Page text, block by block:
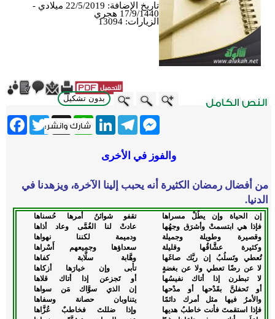
تاريخ الإضافة:
22/5/2019 ميلادي -
17/9/1440 هجري
الزيارات: 13094
بدون تشكيل
Twitter X
WhatsApp
LinkedInTelegram
Messenger
والفوز في الأخرى
من أفضال رمضان الكثيرة أنه يحبب إلينا الآخرة، ويزهدنا في
الدنيا.
إن الحياة وإن يطُلْ مسراها
تقفو شوائنُ أمرها حُسناها
فإذا هي ابتسمتْ وأشرَق وجهُها
عادتْ لنا الغُمَّى وعاد أذاها
وقصيرة وطويلة وجميلة
ودميمة لكننا نهواها
وكثيرة عشَّاقُها وقليلة
سعداؤها وجميعهم أَسْراها
تُعطي وتَسلُبُ إن ربَّك صاغَها
وهَّابة سلَّابة كفاها
لا عن رضًا تعطي ولا عن بغضةٍ
تأبى وإن خيارَها أزكاها
لا تبطرن إذا أتاك نفيسُها
أو تَجزعن إذا أتاك قلاها
أو تَحفلنَّ بقَدْحها أو مدْحها
إن الذي سوَّاك مَن سواها
والأمرُ فيها مثل أمرك دائمًا
يتناوبان حصانة وسفاها
فإذا استقمتَ فأنت خاطبُ هديها
وإذا ضللتَ فخاطبٌ عُزَّاها